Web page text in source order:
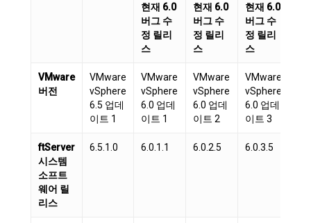
현재 6.0
버그 수
정 릴리
스
현재 6.0
버그 수
정 릴리
스
현재 6.0
버그 수
정 릴리
스
VMware
버전
VMware
vSphere
6.5 업데
이트 1
VMware
vSphere
6.0 업데
이트 1
VMware
vSphere
6.0 업데
이트 2
VMware
vSphere
6.0 업데
이트 3
ftServer
시스템
소프트
웨어 릴
리스
6.5.1.0 6.0.1.1 6.0.2.5 6.0.3.5